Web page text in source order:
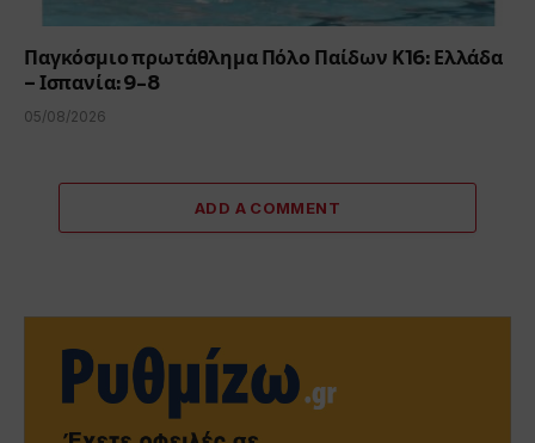
Παγκόσμιο πρωτάθλημα Πόλο Παίδων Κ16: Ελλάδα
– Ισπανία: 9-8
05/08/2026
ADD A COMMENT